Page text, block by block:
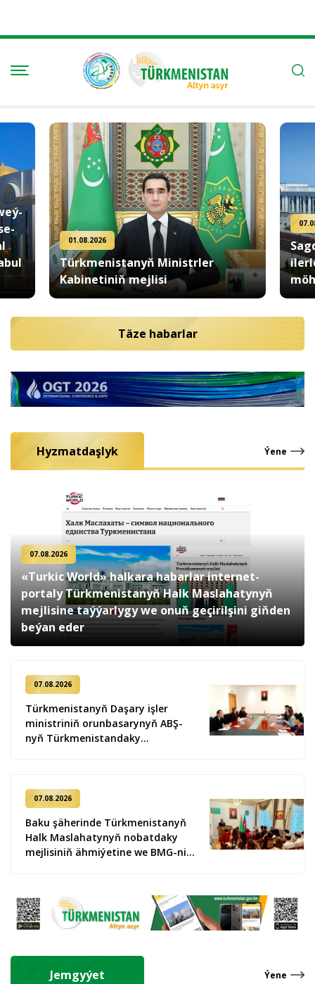
07.08.2026
Sagdyn durmuş ýörelgelerini
ilerletmek — döwlet syýasatynyň
möhüm ugry
Täze habarlar
Hyzmatdaşlyk Ýene
07.08.2026
«Turkic World» halkara habarlar internet-
portaly Türkmenistanyň Halk Maslahatynyň
mejlisine taýýarlygy we onuň geçirilşini giňden
beýan eder
07.08.2026
Türkmenistanyň Daşary işler
ministriniň orunbasarynyň ABŞ-
nyň Türkmenistandaky
07.08.2026
Baku şäherinde Türkmenistanyň
Halk Maslahatynyň nobatdaky
mejlisiniň ähmiýetine we BMG-niň
maslahat geçirildi
Jemgyýet Ýene